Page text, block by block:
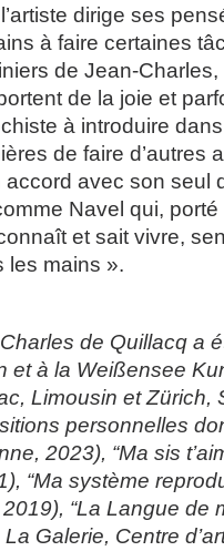
dirige ses
à faire certaines
de Jean-
de la joie et
à introduire
de faire d’autres
avec son seul
Navel qui,
et sait vivre,
les mains ».
de Quillacq a
et à la Weißensee
Limousin et Zürich,
personnelles
2023), “Ma sis
“Ma système
“La Langue de
Galerie, Centre